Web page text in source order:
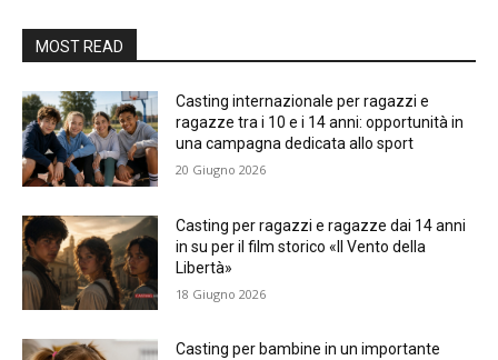
MOST READ
Casting internazionale per ragazzi e
ragazze tra i 10 e i 14 anni: opportunità in
una campagna dedicata allo sport
20 Giugno 2026
Casting per ragazzi e ragazze dai 14 anni
in su per il film storico «Il Vento della
Libertà»
18 Giugno 2026
Casting per bambine in un importante